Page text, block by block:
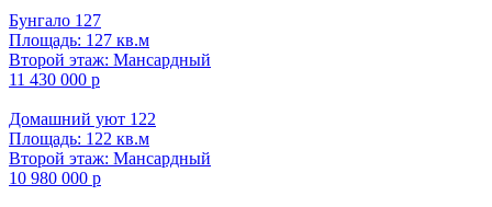
Бунгало 127
Площадь: 127 кв.м
Второй этаж: Мансардный
11 430 000 р
Домашний уют 122
Площадь: 122 кв.м
Второй этаж: Мансардный
10 980 000 р